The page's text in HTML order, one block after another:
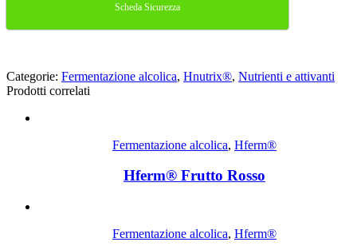
Scheda Sicurezza
Categorie: Fermentazione alcolica, Hnutrix®, Nutrienti e attivanti
Prodotti correlati
Fermentazione alcolica, Hferm®
Hferm® Frutto Rosso
Fermentazione alcolica, Hferm®